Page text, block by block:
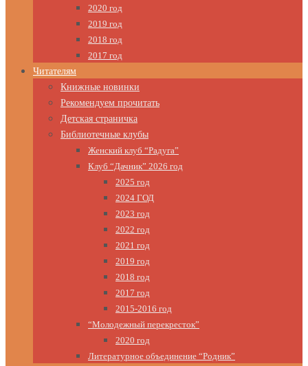
2020 год
2019 год
2018 год
2017 год
Читателям
Книжные новинки
Рекомендуем прочитать
Детская страничка
Библиотечные клубы
Женский клуб “Радуга”
Клуб “Дачник” 2026 год
2025 год
2024 ГОД
2023 год
2022 год
2021 год
2019 год
2018 год
2017 год
2015-2016 год
“Молодежный перекресток”
2020 год
Литературное объединение “Родник”